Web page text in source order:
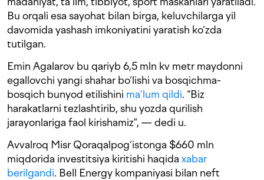
Bu orqali esa sayohat bilan birga, keluvchilarga yil
davomida yashash imkoniyatini yaratish ko‘zda
tutilgan.
Emin Agalarov bu qariyb 6,5 mln kv metr maydonni
egallovchi yangi shahar bo‘lishi va bosqichma-
bosqich bunyod etilishini ma’lum qildi. “Biz
harakatlarni tezlashtirib, shu yozda qurilish
jarayonlariga faol kirishamiz”, — dedi u.
Avvalroq Misr Qoraqalpog‘istonga $660 mln
miqdorida investitsiya kiritishi haqida xabar
berilgandi. Bell Energy kompaniyasi bilan neft